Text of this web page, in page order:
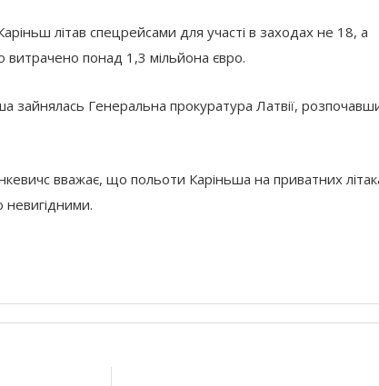
літав спецрейсами для участі в заходах не 18, а
понад 1,3 мільйона євро.
зайнялась Генеральна прокуратура Латвії,
вважає, що польоти Каріньша на приватних
невигідними.